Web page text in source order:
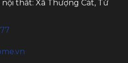
thất: Xã Thượng Cát, Từ